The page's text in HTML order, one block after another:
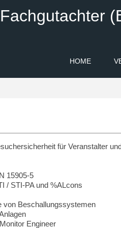
HOME
für Veranstalter
15905-5
/ STI-PA und %ALcons
von Beschallungssystemen
Engineer